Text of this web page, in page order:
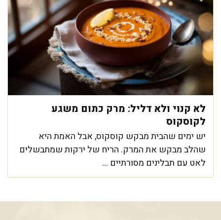
לא קנוי ולא דליל: מרק כתום משגע
לקוסקוס
יש ימים שהבית מבקש קוסקוס, אבל האמת היא
שהלב מבקש את המרק. הריח של ירקות שמתבשלים
לאט עם תבלינים מסורתיים ...